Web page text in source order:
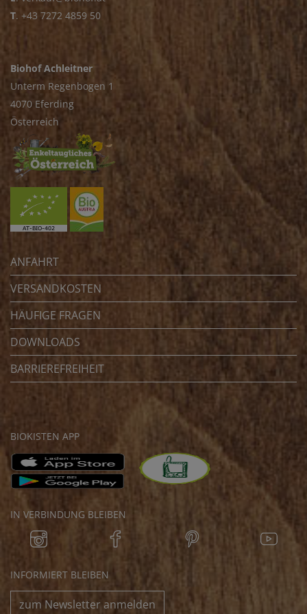
T. +43 7272 4859 50
Biohof Achleitner
Unterm Regenbogen 1
4070 Eferding
Österreich
ANFAHRT
VERSANDKOSTEN
HÄUFIGE FRAGEN
DOWNLOADS
BARRIEREFREIHEIT
BIOKISTEN APP
IN VERBINDUNG BLEIBEN
INFORMIERT BLEIBEN
zum Newsletter anmelden